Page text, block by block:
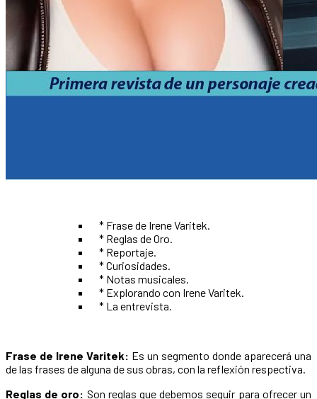
* Frase de Irene Varitek.
* Reglas de Oro.
* Reportaje.
* Curiosidades.
* Notas musicales.
* Explorando con Irene Varitek.
* La entrevista.
Frase de Irene Varitek: Es un segmento donde aparecerá una
de las frases de alguna de sus obras, con la reflexión respectiva.
Reglas de oro: Son reglas que debemos seguir para ofrecer un